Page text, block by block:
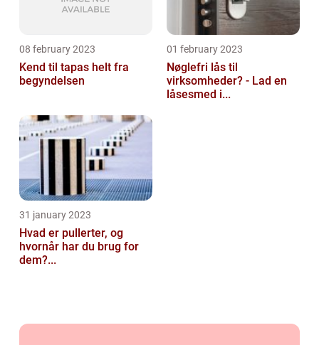
08 february 2023
Kend til tapas helt fra
begyndelsen
01 february 2023
Nøglefri lås til
virksomheder? - Lad en
låsesmed i...
31 january 2023
Hvad er pullerter, og
hvornår har du brug for
dem?...